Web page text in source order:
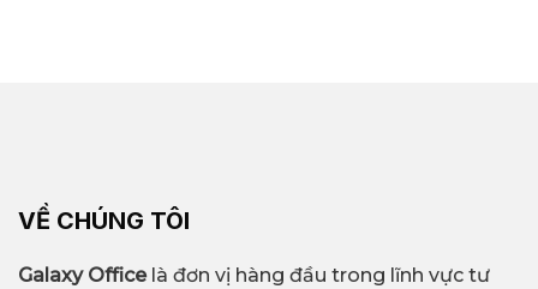
VỀ CHÚNG TÔI
Galaxy Officelà đơn vị hàng đầu trong lĩnh vực tư